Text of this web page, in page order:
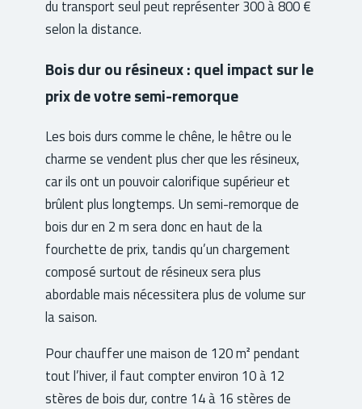
du transport seul peut représenter 300 à 800 €
selon la distance.
Bois dur ou résineux : quel impact sur le
prix de votre semi-remorque
Les bois durs comme le chêne, le hêtre ou le
charme se vendent plus cher que les résineux,
car ils ont un pouvoir calorifique supérieur et
brûlent plus longtemps. Un semi-remorque de
bois dur en 2 m sera donc en haut de la
fourchette de prix, tandis qu’un chargement
composé surtout de résineux sera plus
abordable mais nécessitera plus de volume sur
la saison.
Pour chauffer une maison de 120 m² pendant
tout l’hiver, il faut compter environ 10 à 12
stères de bois dur, contre 14 à 16 stères de